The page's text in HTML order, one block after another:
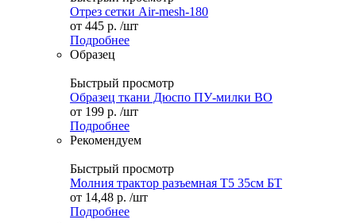
Отрез сетки Air-mesh-180
от 445 р. /шт
Подробнее
Образец
Быстрый просмотр
Образец ткани Дюспо ПУ-милки ВО
от 199 р. /шт
Подробнее
Рекомендуем
Быстрый просмотр
Молния трактор разъемная Т5 35см БТ
от 14,48 р. /шт
Подробнее